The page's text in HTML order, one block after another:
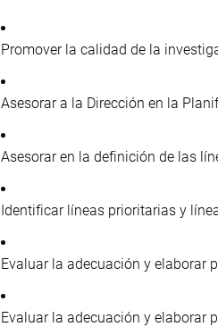
Promover la calidad de la
Asesorar a la Dirección en la
Asesorar en la definición de las
Identificar líneas prioritarias y
Evaluar la adecuación y elaborar
Evaluar la adecuación y elaborar